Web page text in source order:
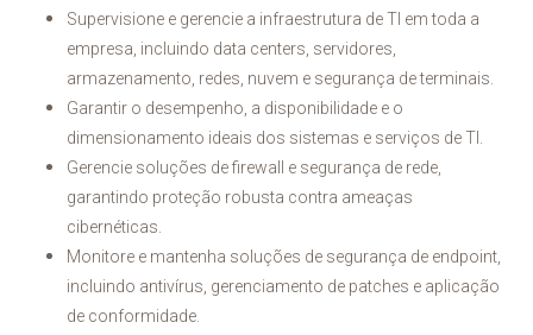
Supervisione e gerencie a infraestrutura de TI em toda a
empresa, incluindo data centers, servidores,
armazenamento, redes, nuvem e segurança de terminais.
Garantir o desempenho, a disponibilidade e o
dimensionamento ideais dos sistemas e serviços de TI.
Gerencie soluções de firewall e segurança de rede,
garantindo proteção robusta contra ameaças
cibernéticas.
Monitore e mantenha soluções de segurança de endpoint,
incluindo antivírus, gerenciamento de patches e aplicação
de conformidade.